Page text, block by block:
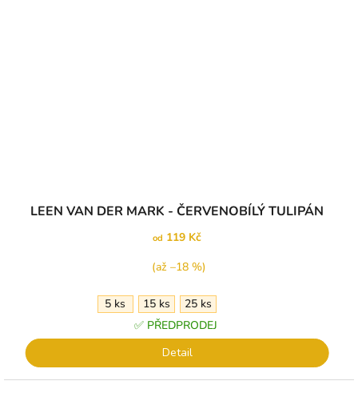
hodnocení
je
z
hvězdiček.
LEEN VAN DER MARK - ČERVENOBÍLÝ TULIPÁN
od 119 Kč
(až –18 %)
5 ks 15 ks
25 ks
✅ PŘEDPRODEJ
Detail